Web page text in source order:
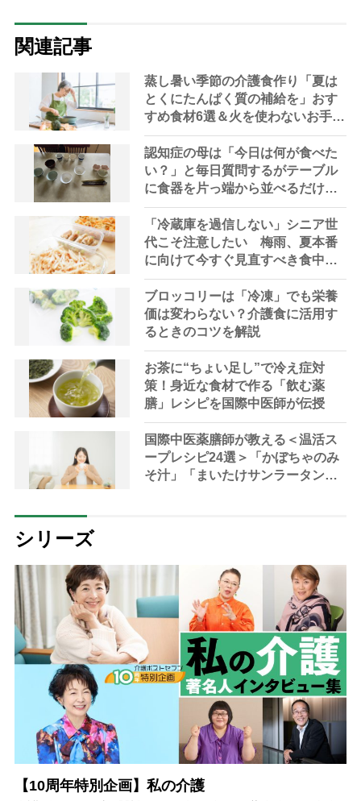
関連記事
蒸し暑い季節の介護食作り「夏は
とくにたんぱく質の補給を」おす
すめ食材6選＆火を使わないお手軽
レシピ3選【管理栄養士提案】
認知症の母は「今日は何が食べた
い？」と毎日質問するがテーブル
に食器を片っ端から並べるだけ―
困った息子の対処法とものがない
現在の台所の意味
「冷蔵庫を過信しない」シニア世
代こそ注意したい 梅雨、夏本番
に向けて今すぐ見直すべき食中毒
対策を家事アドバイザーが指南
ブロッコリーは「冷凍」でも栄養
価は変わらない？介護食に活用す
るときのコツを解説
お茶に“ちょい足し”で冷え症対
策！身近な食材で作る「飲む薬
膳」レシピを国際中医師が伝授
国際中医薬膳師が教える＜温活ス
ープレシピ24選＞「かぼちゃのみ
そ汁」「まいたけサンラータン」
シリーズ
【10周年特別企画】私の介護